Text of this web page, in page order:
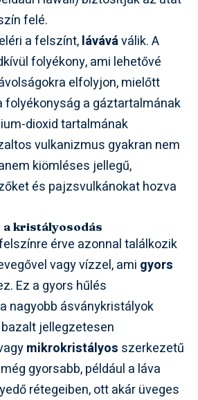
felé.
a felszínt,láváváválik. A
folyékony, ami lehetővé
elfolyjon, mielőtt
folyékonyság a gáztartalmának
dioxid tartalmának
vulkanizmus gyakran nem
kiömléses jellegű,
és pajzsvulkánokat hozva
a kristályosodás
érve azonnal találkozik
vagy vízzel, ami gyors
Ez a gyors hűlés
nagyobb ásványkristályok
jellegzetesen
mikrokristályos szerkezetű
gyorsabb, például a láva
rétegeiben, ott akár üveges